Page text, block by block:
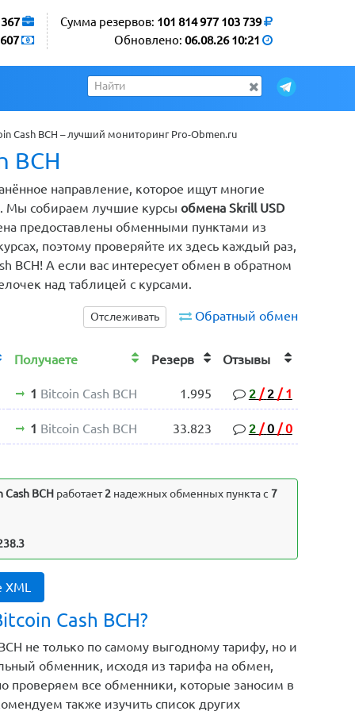
Сумма резервов: 101 814 977 103 739
Обновлено: 06.08.26 10:21
607
Cash BCH – лучший мониторинг Pro-Obmen.ru
BCH
направление, которое ищут многие
Мы собираем лучшие курсы обмена Skrill USD
предоставлены обменными пунктами из
поэтому проверяйте их здесь каждый раз,
BCH! А если вас интересует обмен в обратном
над таблицей с курсами.
Обратный обмен
Отслеживать
Получаете Резерв Отзывы
1 Bitcoin Cash BCH 1.995 2 / 2 / 1
1 Bitcoin Cash BCH 33.823 2 / 0 / 0
BCH работает2 надежных обменных пункта с 7
Cash BCH?
не только по самому выгодному тарифу, но и
обменник, исходя из тарифа на обмен,
проверяем все обменники, которые заносим в
также изучить список других